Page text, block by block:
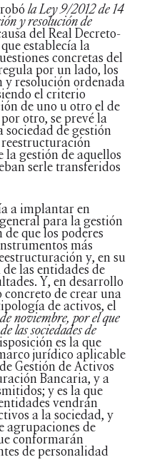
la Ley 9/2012 de 14
y resolución de
del Real Decreto-
establecía la
concretas del
por un lado, los
y resolución ordenada
el criterio
de uno u otro el de
otro, se prevé la
de gestión
la gestión de aquellos
serle transferidos
a implantar en
para la gestión
que los poderes
más
y, en su
las entidades de
Y, en desarrollo
de crear una
de activos, el
noviembre, por el que
las sociedades de
es la que
jurídico aplicable
Gestión de Activos
Bancaria, y a
y es la que
vendrán
a la sociedad, y
agrupaciones de
conformarán
de personalidad